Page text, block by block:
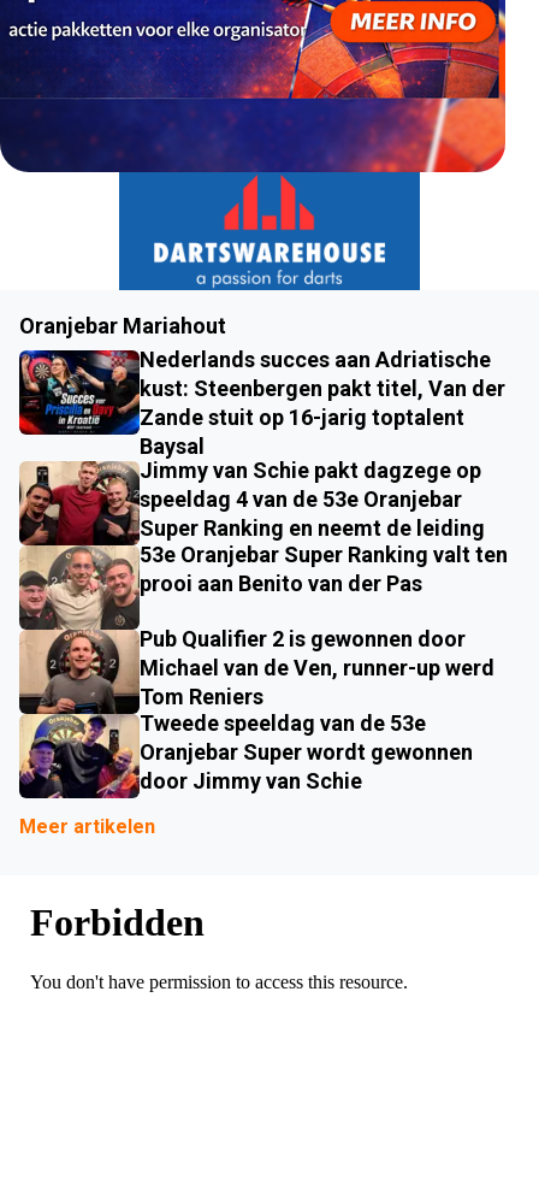
Oranjebar Mariahout
Nederlands succes aan Adriatische
kust: Steenbergen pakt titel, Van der
Zande stuit op 16-jarig toptalent
Baysal
Jimmy van Schie pakt dagzege op
speeldag 4 van de 53e Oranjebar
Super Ranking en neemt de leiding
53e Oranjebar Super Ranking valt ten
prooi aan Benito van der Pas
Pub Qualifier 2 is gewonnen door
Michael van de Ven, runner-up werd
Tom Reniers
Tweede speeldag van de 53e
Oranjebar Super wordt gewonnen
door Jimmy van Schie
Meer artikelen